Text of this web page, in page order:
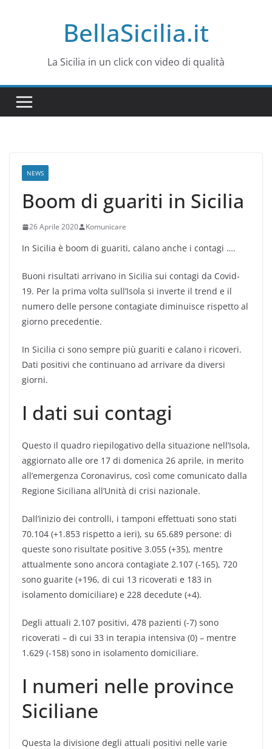
BellaSicilia.it
La Sicilia in un click con video di qualità
NEWS
Boom di guariti in Sicilia
26 Aprile 2020 Komunicare
In Sicilia è boom di guariti, calano anche i contagi ….
Buoni risultati arrivano in Sicilia sui contagi da Covid-
19. Per la prima volta sull’Isola si inverte il trend e il
numero delle persone contagiate diminuisce rispetto al
giorno precedentie.
In Sicilia ci sono sempre più guariti e calano i ricoveri.
Dati positivi che continuano ad arrivare da diversi
giorni.
I dati sui contagi
Questo il quadro riepilogativo della situazione nell’Isola,
aggiornato alle ore 17 di domenica 26 aprile, in merito
all’emergenza Coronavirus, così come comunicato dalla
Regione Siciliana all’Unità di crisi nazionale.
Dall’inizio dei controlli, i tamponi effettuati sono stati
70.104 (+1.853 rispetto a ieri), su 65.689 persone: di
queste sono risultate positive 3.055 (+35), mentre
attualmente sono ancora contagiate 2.107 (-165), 720
sono guarite (+196, di cui 13 ricoverati e 183 in
isolamento domiciliare) e 228 decedute (+4).
Degli attuali 2.107 positivi, 478 pazienti (-7) sono
ricoverati – di cui 33 in terapia intensiva (0) – mentre
1.629 (-158) sono in isolamento domiciliare.
I numeri nelle province
Siciliane
Questa la divisione degli attuali positivi nelle varie